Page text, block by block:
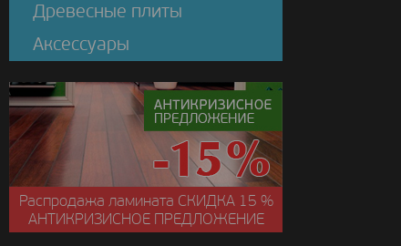
Древесные плиты
Аксессуары
Распродажа ламината СКИДКА15 %
АНТИКРИЗИСНОЕ ПРЕДЛОЖЕНИЕ